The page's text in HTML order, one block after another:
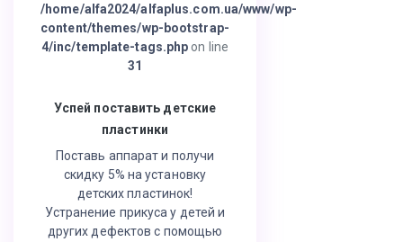
/home/alfa2024/alfaplus.com.ua/www/wp-
content/themes/wp-bootstrap-
4/inc/template-tags.php on line
31
Успей поставить детские
пластинки
Поставь аппарат и получи
скидку 5% на установку
детских пластинок!
Устранение прикуса у детей и
других дефектов с помощью